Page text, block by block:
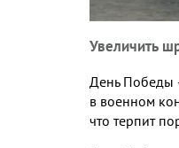
Увеличить
День Победы
в военном
что терпит